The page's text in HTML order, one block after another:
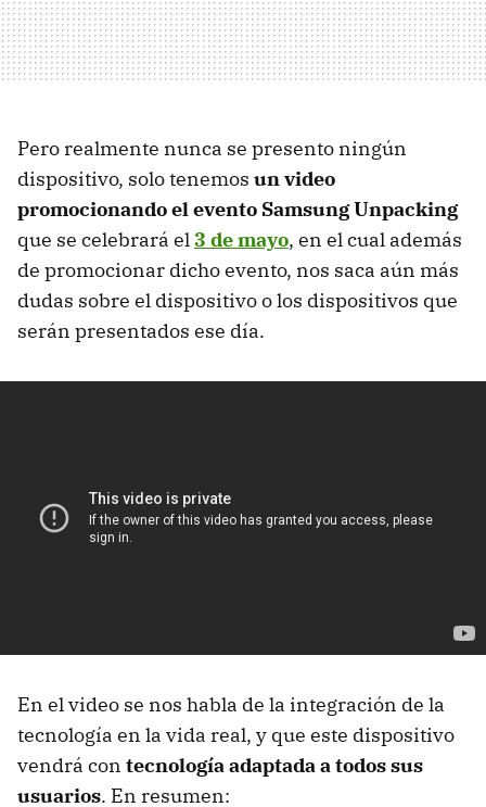
Pero realmente nunca se presento ningún
dispositivo, solo tenemos un video
promocionando el evento Samsung Unpacking
que se celebrará el3 de mayo, en el cual además
de promocionar dicho evento, nos saca aún más
dudas sobre el dispositivo o los dispositivos que
serán presentados ese día.
En el video se nos habla de la integración de la
tecnología en la vida real, y que este dispositivo
vendrá con tecnología adaptada a todos sus
usuarios. En resumen: